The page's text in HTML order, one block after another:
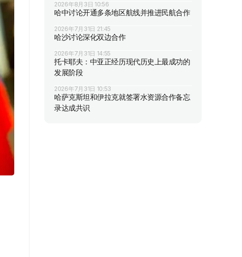
2026年8月3日 10:56
哈中讨论开通多条地区航线并推进民航合作
2026年7月31日 21:45
哈沙讨论深化双边合作
2026年7月31日 14:55
托卡耶夫：中亚正经历现代历史上最成功的
发展阶段
2026年7月31日 10:53
哈萨克斯坦和伊拉克就签署水资源合作备忘
录达成共识